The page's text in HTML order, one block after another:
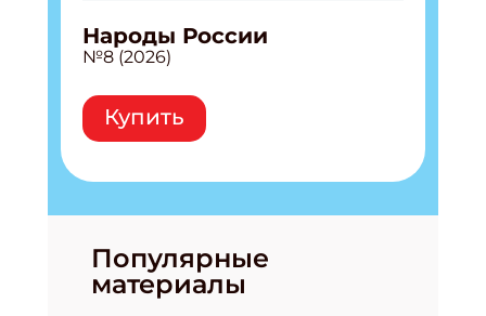
Народы России
№8 (2026)
Купить
Популярные
материалы